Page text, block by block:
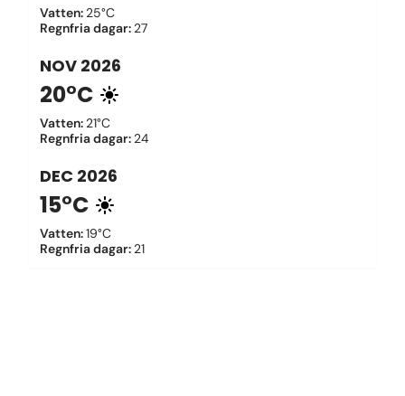
Vatten: 25°C
Regnfria dagar: 27
NOV 2026
20°C
Vatten: 21°C
Regnfria dagar: 24
DEC 2026
15°C
Vatten:19°C
Regnfria dagar: 21